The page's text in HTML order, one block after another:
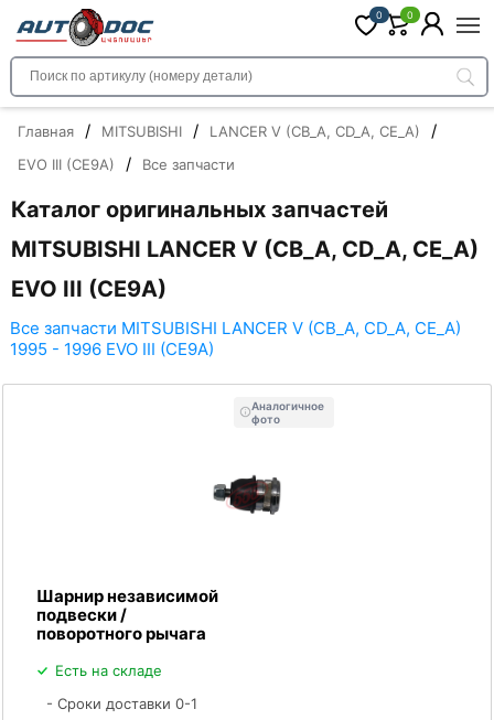
0 0
Главная / MITSUBISHI / LANCER V (CB_A, CD_A, CE_A) /
EVO III (CE9A) / Все запчасти
Каталог оригинальных запчастей
MITSUBISHI LANCER V (CB_A, CD_A, CE_A)
EVO III (CE9A)
Все запчасти MITSUBISHI LANCER V (CB_A, CD_A, CE_A)
1995 - 1996 EVO III (CE9A)
Аналогичное
фото
Шарнир независимой
подвески /
поворотного рычага
Есть на складе
- Сроки доставки 0-1